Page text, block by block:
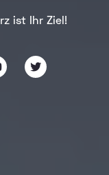
ist Ihr Ziel!